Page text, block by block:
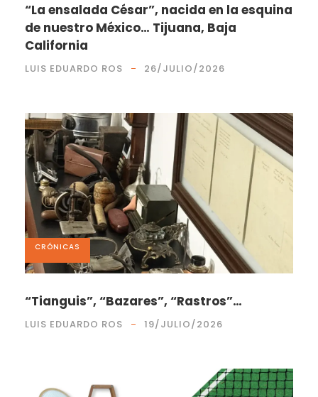
“La ensalada César”, nacida en la esquina
de nuestro México… Tijuana, Baja
California
LUIS EDUARDO ROS 26/JULIO/2026
CRÓNICAS
“Tianguis”, “Bazares”, “Rastros”…
LUIS EDUARDO ROS 19/JULIO/2026